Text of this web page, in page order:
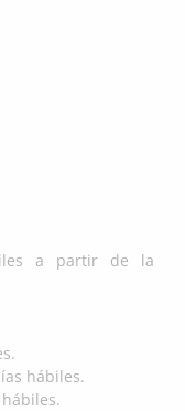
a partir de la
hábiles.